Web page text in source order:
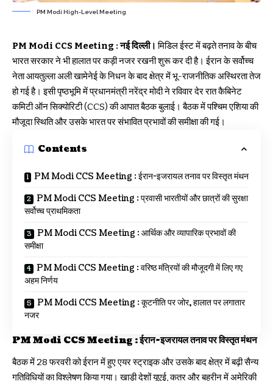
PM Modi High-Level Meeting
PM Modi CCS Meeting : नई दिल्ली।मिडिल ईस्ट में बढ़ते तनाव के बीच
भारत सरकार ने भी हालात पर कड़ी नजर रखनी शुरू कर दी है। ईरान के सर्वोच्च
नेता आयतुल्ला अली खामेनेई के निधन के बाद क्षेत्र में भू-राजनीतिक अस्थिरता तेज
हो गई है। इसी पृष्ठभूमि में प्रधानमंत्री नरेंद्र मोदी ने रविवार देर रात कैबिनेट
कमिटी ऑन सिक्योरिटी (CCS) की आपात बैठक बुलाई। बैठक में पश्चिम एशिया की
मौजूदा स्थिति और उसके भारत पर संभावित प्रभावों की समीक्षा की गई।
Contents
PM Modi CCS Meeting : ईरान-इजरायल तनाव पर विस्तृत मंथन
PM Modi CCS Meeting : प्रवासी भारतीयों और छात्रों की सुरक्षा
सर्वोच्च प्राथमिकता
PM Modi CCS Meeting : आर्थिक और व्यापारिक प्रभावों की
समीक्षा
PM Modi CCS Meeting : वरिष्ठ मंत्रियों की मौजूदगी में लिए गए
अहम निर्णय
PM Modi CCS Meeting : कूटनीति पर जोर, हालात पर लगातार
नजर
PM Modi CCS Meeting :ईरान-इजरायल तनाव पर विस्तृत मंथन
बैठक में 28 फरवरी को ईरान में हुए एयर स्ट्राइक और उसके बाद क्षेत्र में बढ़ी सैन्य
गतिविधियों का विश्लेषण किया गया। खाड़ी देशों यूएई, कतर और बहरीन में अमेरिकी